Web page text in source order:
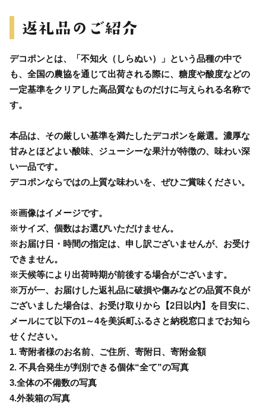
デコポンとは、「不知火（しらぬい）」という品種の中で
も、全国の農協を通じて出荷される際に、糖度や酸度などの
一定基準をクリアした高品質なものだけに与えられる名称で
す。
本品は、その厳しい基準を満たしたデコポンを厳選。濃厚な
甘みとほどよい酸味、ジューシーな果汁が特徴の、味わい深
い一品です。
デコポンならではの上質な味わいを、ぜひご賞味ください。
※画像はイメージです。
※サイズ、個数はお選びいただけません。
※お届け日・時間の指定は、申し訳ございませんが、お受け
できません。
※天候等により出荷時期が前後する場合がございます。
※万が一、お届けした返礼品に破損や傷みなどの品質不良が
ございました場合は、お受け取りから【2日以内】を目安に、
メールにて以下の1～4を美浜町ふるさと納税窓口までお知ら
せください。
1. 寄附者様のお名前、ご住所、寄附日、寄附金額
2. 不具合発生が判別できる個体“全て”の写真
3.全体の不備数の写真
4.外装箱の写真